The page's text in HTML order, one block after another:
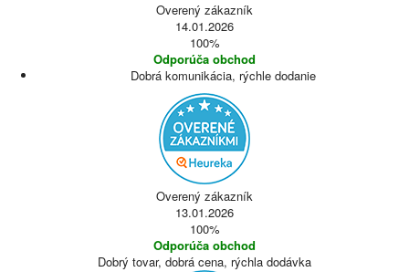
Overený zákazník
14.01.2026
100%
Odporúča obchod
Dobrá komunikácia, rýchle dodanie
Overený zákazník
13.01.2026
100%
Odporúča obchod
Dobrý tovar, dobrá cena, rýchla dodávka